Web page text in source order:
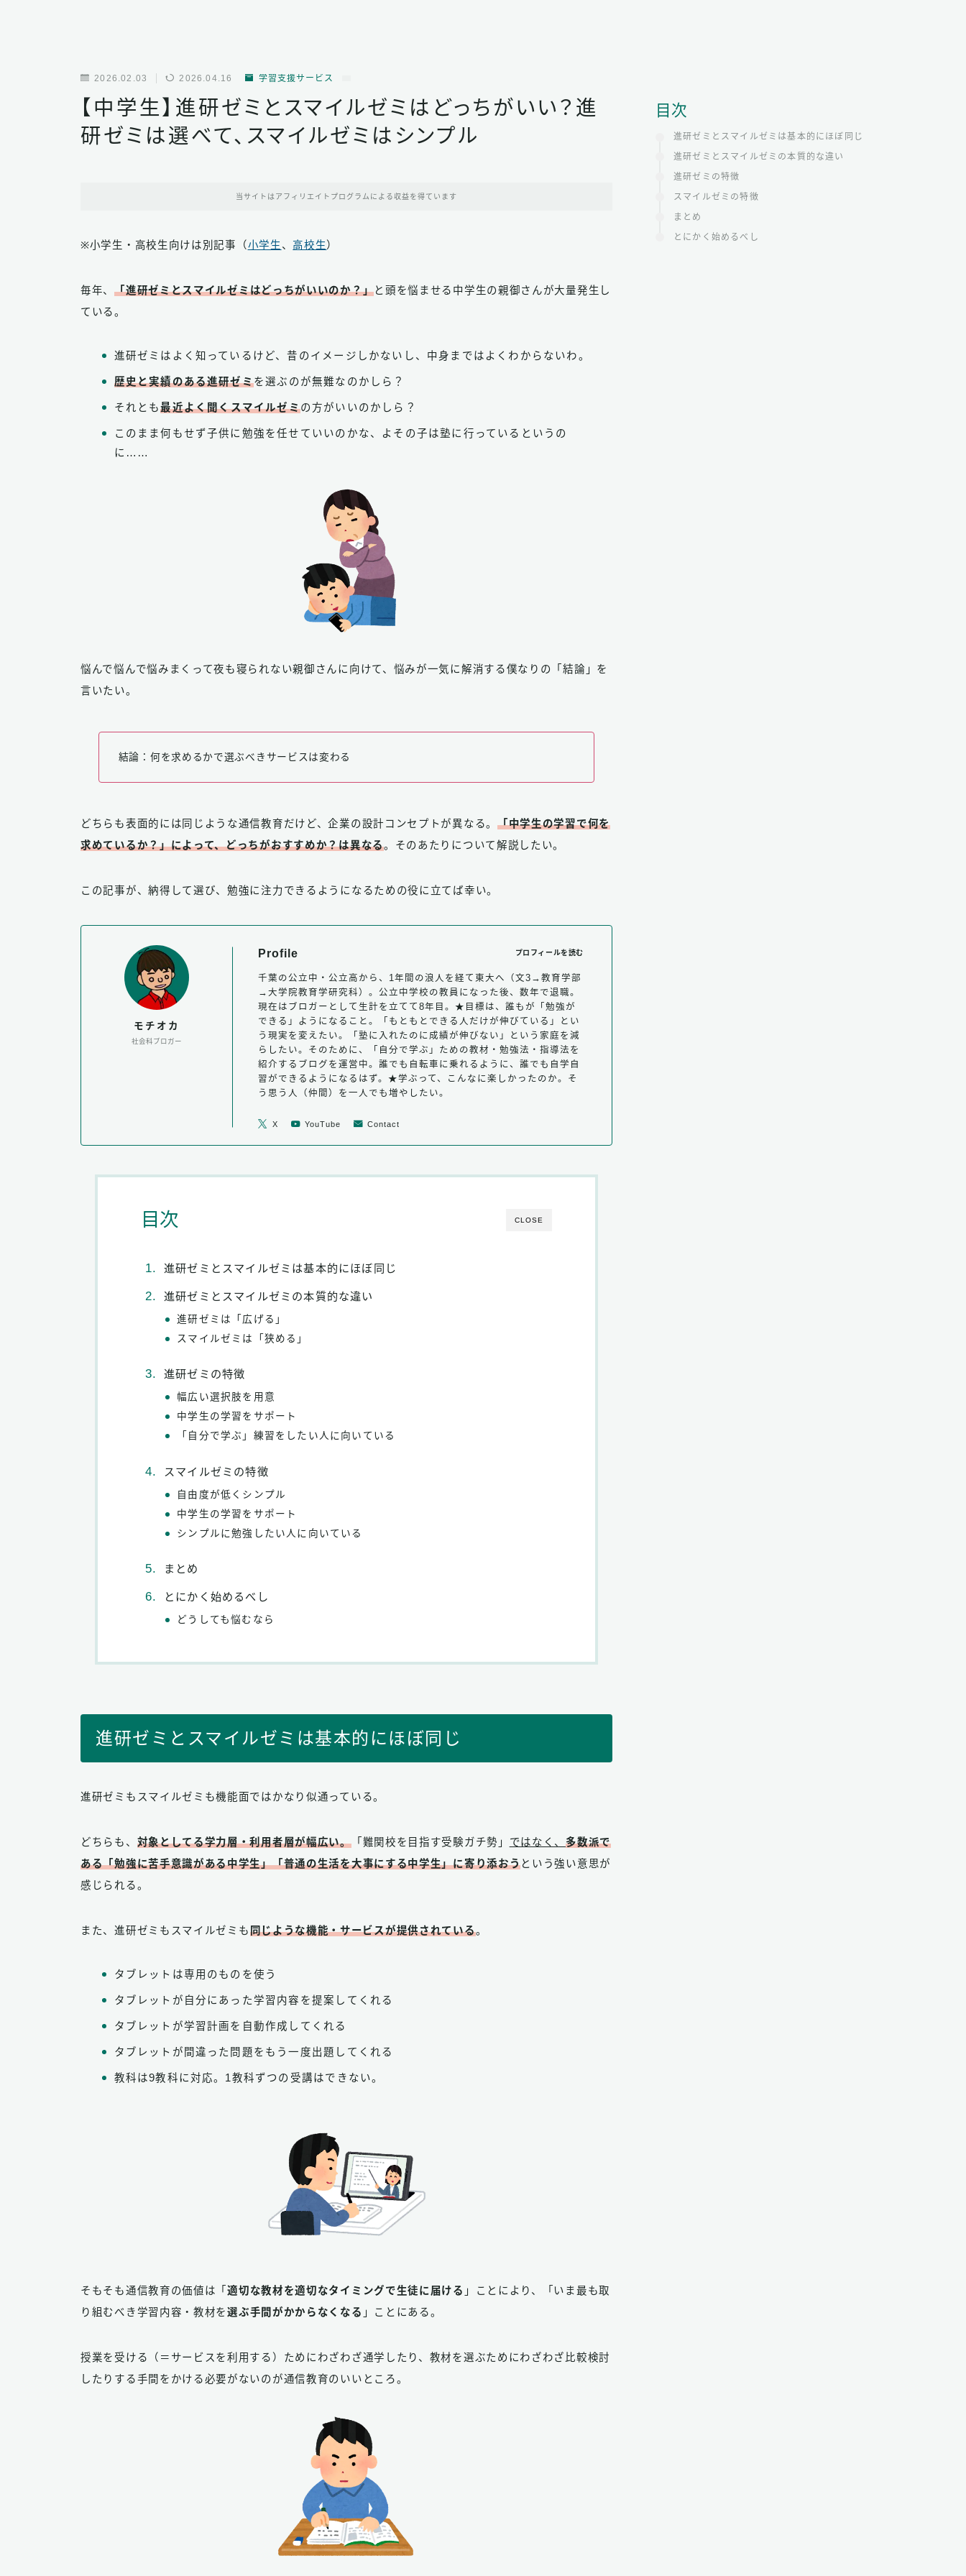
2026.02.03 2026.04.16 学習支援サービス
【中学生】進研ゼミとスマイルゼミはどっちがいい？進
研ゼミは選べて、スマイルゼミはシンプル
当サイトはアフィリエイトプログラムによる収益を得ています
※小学生・高校生向けは別記事（小学生 、 高校生 ）
毎年、「進研ゼミとスマイルゼミはどっちがいいのか？」と頭を悩ませる中学生の親御さんが大量発生し
ている。
進研ゼミはよく知っているけど、昔のイメージしかないし、中身まではよくわからないわ。
歴史と実績のある進研ゼミを選ぶのが無難なのかしら？
それとも最近よく聞くスマイルゼミの方がいいのかしら？
このまま何もせず子供に勉強を任せていいのかな、よその子は塾に行っているというの
に……
悩んで悩んで悩みまくって夜も寝られない親御さんに向けて、悩みが一気に解消する僕なりの「結論」を
言いたい。
結論：何を求めるかで選ぶべきサービスは変わる
どちらも表面的には同じような通信教育だけど、企業の設計コンセプトが異なる。 「中学生の学習で何を
求めているか？」によって、どっちがおすすめか？は異なる。そのあたりについて解説したい。
この記事が、納得して選び、勉強に注力できるようになるための役に立てば幸い。
モチオカ
社会科ブロガー
Profile
千葉の公立中・公立高から、1年間の浪人を経て東大へ（文3→教育学部
→大学院教育学研究科）。公立中学校の教員になった後、数年で退職。
現在はブロガーとして生計を立てて8年目。★目標は、誰もが「勉強が
できる」ようになること。「もともとできる人だけが伸びている」とい
う現実を変えたい。「塾に入れたのに成績が伸びない」という家庭を減
らしたい。そのために、「自分で学ぶ」ための教材・勉強法・指導法を
紹介するブログを運営中。誰でも自転車に乗れるように、誰でも自学自
習ができるようになるはず。★学ぶって、こんなに楽しかったのか。そ
う思う人（仲間）を一人でも増やしたい。
プロフィールを読む
X YouTube Contact
CLOSE
目次
進研ゼミとスマイルゼミは基本的にほぼ同じ
進研ゼミとスマイルゼミの本質的な違い
進研ゼミは「広げる」
スマイルゼミは「狭める」
進研ゼミの特徴
幅広い選択肢を用意
中学生の学習をサポート
「自分で学ぶ」練習をしたい人に向いている
スマイルゼミの特徴
自由度が低くシンプル
中学生の学習をサポート
シンプルに勉強したい人に向いている
まとめ
とにかく始めるべし
どうしても悩むなら
進研ゼミとスマイルゼミは基本的にほぼ同じ
進研ゼミもスマイルゼミも機能面ではかなり似通っている。
どちらも、 対象としてる学力層・利用者層が幅広い。「難関校を目指す受験ガチ勢」 ではなく、多数派で
ある「勉強に苦手意識がある中学生」「普通の生活を大事にする中学生」に寄り添おうという強い意思が
感じられる。
また、進研ゼミもスマイルゼミも同じような機能・サービスが提供されている。
タブレットは専用のものを使う
タブレットが自分にあった学習内容を提案してくれる
タブレットが学習計画を自動作成してくれる
タブレットが間違った問題をもう一度出題してくれる
教科は9教科に対応。1教科ずつの受講はできない。
そもそも通信教育の価値は「適切な教材を適切なタイミングで生徒に届ける 」ことにより、「いま最も取
り組むべき学習内容・教材を選ぶ手間がかからなくなる 」ことにある。
授業を受ける（＝サービスを利用する）ためにわざわざ通学したり、教材を選ぶためにわざわざ比較検討
したりする手間をかける必要がないのが通信教育のいいところ。
目次
進研ゼミとスマイルゼミは基本的にほぼ同じ
進研ゼミとスマイルゼミの本質的な違い
進研ゼミの特徴
スマイルゼミの特徴
まとめ
とにかく始めるべし